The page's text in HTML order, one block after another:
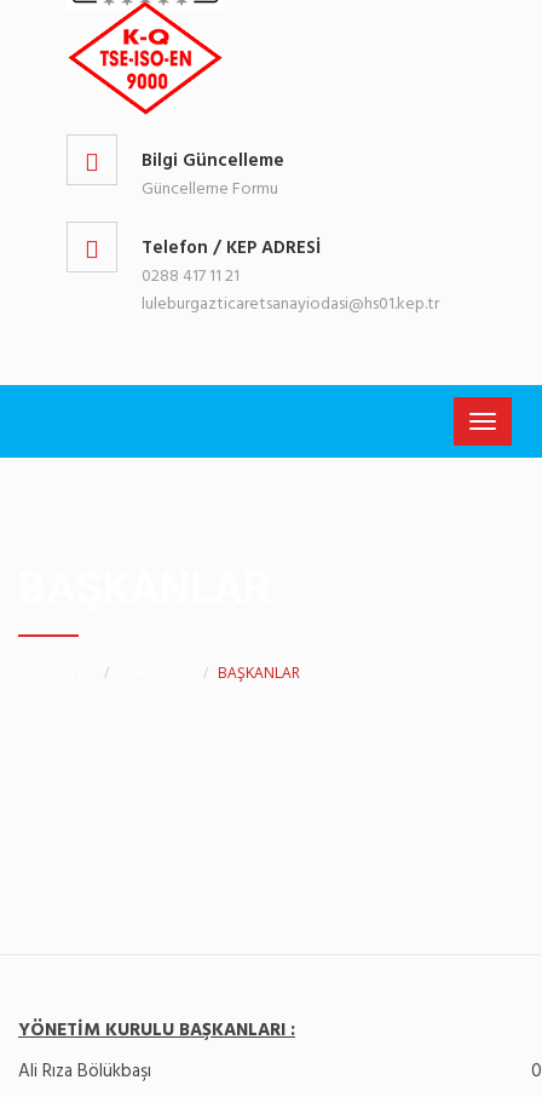
Bilgi Güncelleme
Güncelleme Formu
Telefon / KEP ADRESİ
0288 417 11 21
luleburgazticaretsanayiodasi@hs01.kep.tr
Toggle
BAŞKANLAR
YÖNETİM KURULU BAŞKANLARI :
Ali Rıza Bölükbaşı